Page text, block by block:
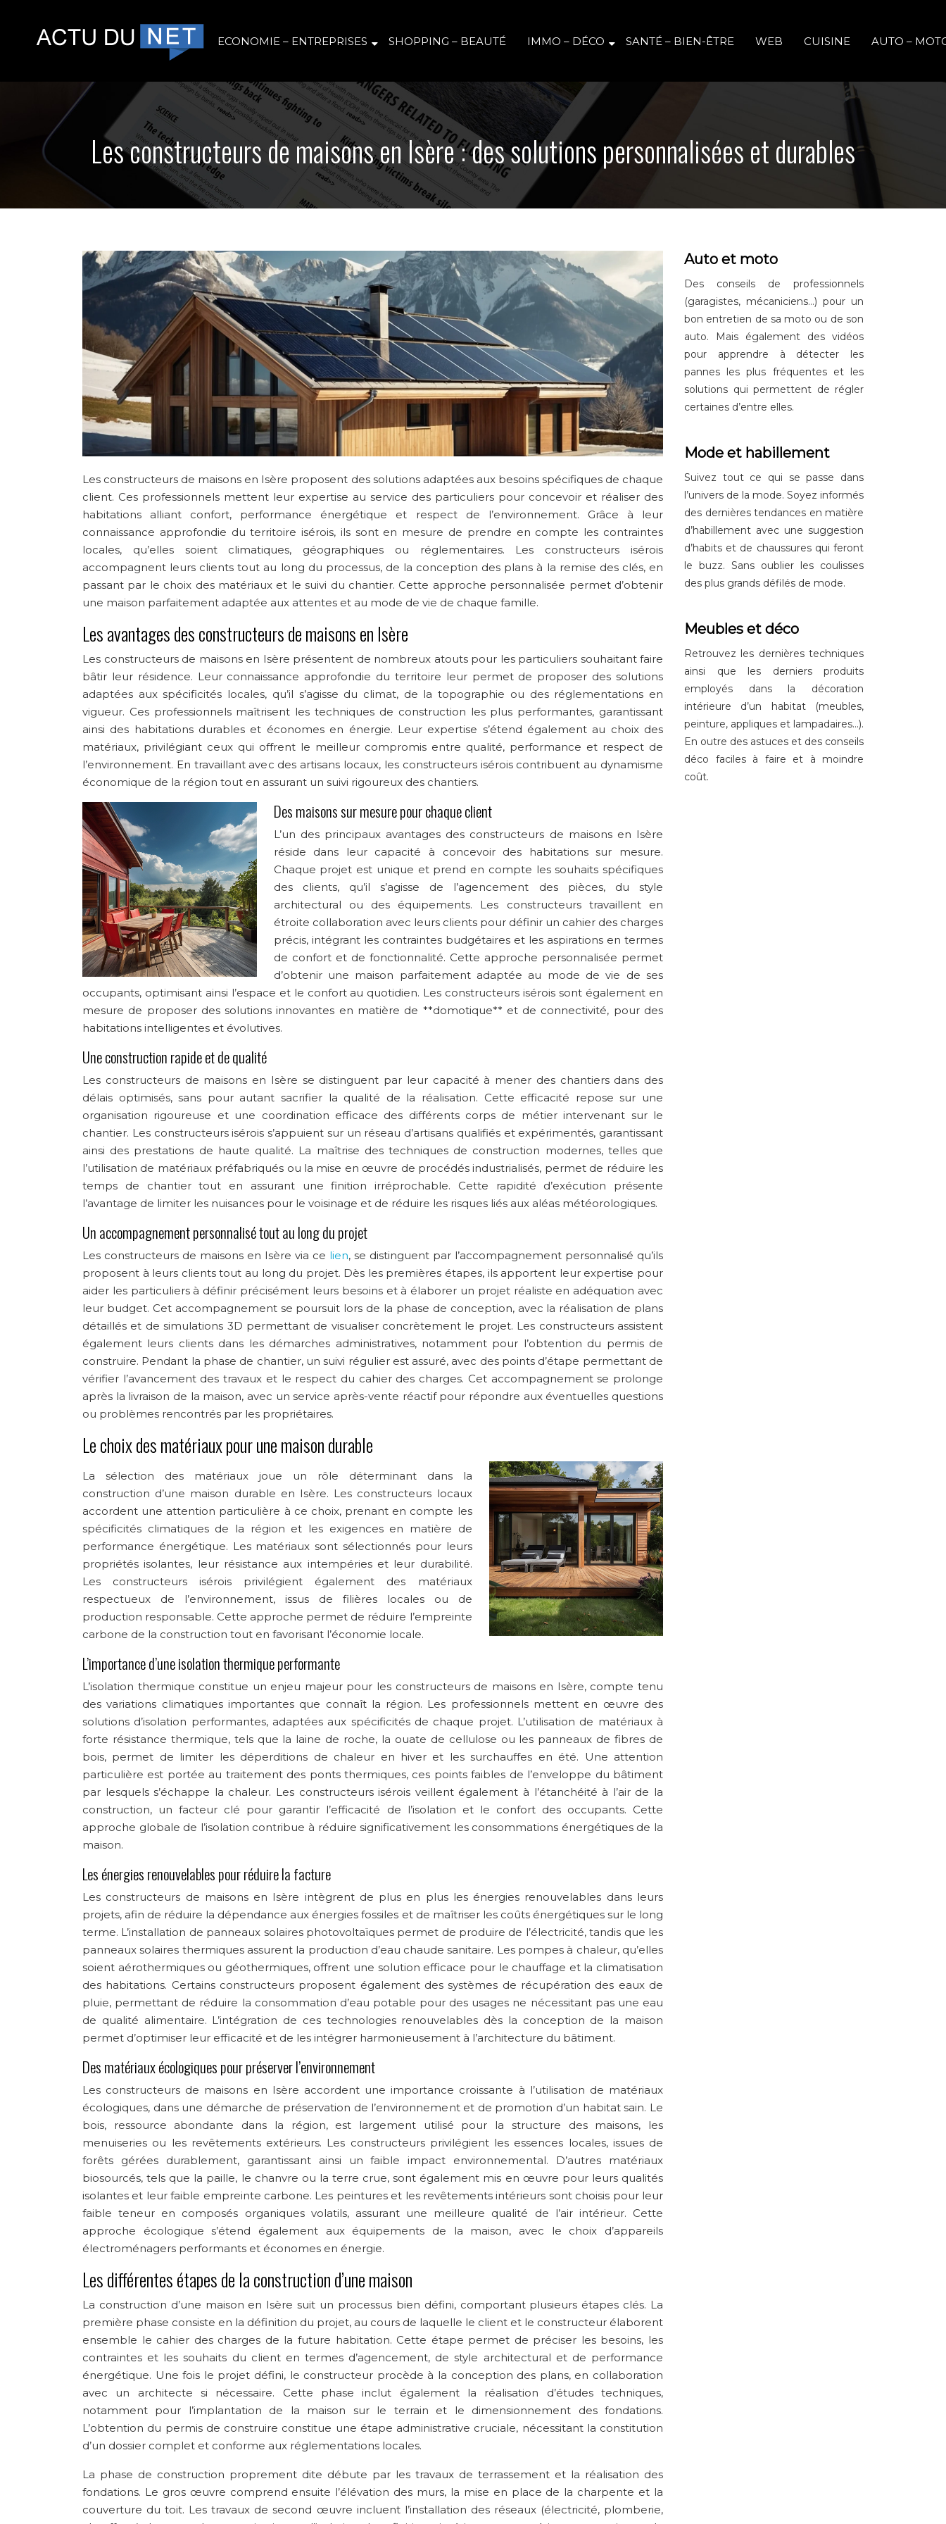
ECONOMIE – ENTREPRISES SHOPPING – BEAUTÉ IMMO – DÉCO SANTÉ – BIEN-ÊTRE WEB CUISINE AUTO –
Les constructeurs de maisons en Isère : des solutions personnalisées et durables
Les constructeurs de maisons en Isère proposent des solutions adaptées aux besoins spécifiques de chaque
client. Ces professionnels mettent leur expertise au service des particuliers pour concevoir et réaliser des
habitations alliant confort, performance énergétique et respect de l’environnement. Grâce à leur
connaissance approfondie du territoire isérois, ils sont en mesure de prendre en compte les contraintes
locales, qu’elles soient climatiques, géographiques ou réglementaires. Les constructeurs isérois
accompagnent leurs clients tout au long du processus, de la conception des plans à la remise des clés, en
passant par le choix des matériaux et le suivi du chantier. Cette approche personnalisée permet d’obtenir
une maison parfaitement adaptée aux attentes et au mode de vie de chaque famille.
Les avantages des constructeurs de maisons en Isère
Les constructeurs de maisons en Isère présentent de nombreux atouts pour les particuliers souhaitant faire
bâtir leur résidence. Leur connaissance approfondie du territoire leur permet de proposer des solutions
adaptées aux spécificités locales, qu’il s’agisse du climat, de la topographie ou des réglementations en
vigueur. Ces professionnels maîtrisent les techniques de construction les plus performantes, garantissant
ainsi des habitations durables et économes en énergie. Leur expertise s’étend également au choix des
matériaux, privilégiant ceux qui offrent le meilleur compromis entre qualité, performance et respect de
l’environnement. En travaillant avec des artisans locaux, les constructeurs isérois contribuent au dynamisme
économique de la région tout en assurant un suivi rigoureux des chantiers.
Des maisons sur mesure pour chaque client
L’un des principaux avantages des constructeurs de maisons en Isère
réside dans leur capacité à concevoir des habitations sur mesure.
Chaque projet est unique et prend en compte les souhaits spécifiques
des clients, qu’il s’agisse de l’agencement des pièces, du style
architectural ou des équipements. Les constructeurs travaillent en
étroite collaboration avec leurs clients pour définir un cahier des charges
précis, intégrant les contraintes budgétaires et les aspirations en termes
de confort et de fonctionnalité. Cette approche personnalisée permet
d’obtenir une maison parfaitement adaptée au mode de vie de ses
occupants, optimisant ainsi l’espace et le confort au quotidien. Les constructeurs isérois sont également en
mesure de proposer des solutions innovantes en matière de **domotique** et de connectivité, pour des
habitations intelligentes et évolutives.
Une construction rapide et de qualité
Les constructeurs de maisons en Isère se distinguent par leur capacité à mener des chantiers dans des
délais optimisés, sans pour autant sacrifier la qualité de la réalisation. Cette efficacité repose sur une
organisation rigoureuse et une coordination efficace des différents corps de métier intervenant sur le
chantier. Les constructeurs isérois s’appuient sur un réseau d’artisans qualifiés et expérimentés, garantissant
ainsi des prestations de haute qualité. La maîtrise des techniques de construction modernes, telles que
l’utilisation de matériaux préfabriqués ou la mise en œuvre de procédés industrialisés, permet de réduire les
temps de chantier tout en assurant une finition irréprochable. Cette rapidité d’exécution présente
l’avantage de limiter les nuisances pour le voisinage et de réduire les risques liés aux aléas météorologiques.
Un accompagnement personnalisé tout au long du projet
Les constructeurs de maisons en Isère via ce lien, se distinguent par l’accompagnement personnalisé qu’ils
proposent à leurs clients tout au long du projet. Dès les premières étapes, ils apportent leur expertise pour
aider les particuliers à définir précisément leurs besoins et à élaborer un projet réaliste en adéquation avec
leur budget. Cet accompagnement se poursuit lors de la phase de conception, avec la réalisation de plans
détaillés et de simulations 3D permettant de visualiser concrètement le projet. Les constructeurs assistent
également leurs clients dans les démarches administratives, notamment pour l’obtention du permis de
construire. Pendant la phase de chantier, un suivi régulier est assuré, avec des points d’étape permettant de
vérifier l’avancement des travaux et le respect du cahier des charges. Cet accompagnement se prolonge
après la livraison de la maison, avec un service après-vente réactif pour répondre aux éventuelles questions
ou problèmes rencontrés par les propriétaires.
Le choix des matériaux pour une maison durable
La sélection des matériaux joue un rôle déterminant dans la
construction d’une maison durable en Isère. Les constructeurs locaux
accordent une attention particulière à ce choix, prenant en compte les
spécificités climatiques de la région et les exigences en matière de
performance énergétique. Les matériaux sont sélectionnés pour leurs
propriétés isolantes, leur résistance aux intempéries et leur durabilité.
Les constructeurs isérois privilégient également des matériaux
respectueux de l’environnement, issus de filières locales ou de
production responsable. Cette approche permet de réduire l’empreinte
carbone de la construction tout en favorisant l’économie locale.
L’importance d’une isolation thermique performante
L’isolation thermique constitue un enjeu majeur pour les constructeurs de maisons en Isère, compte tenu
des variations climatiques importantes que connaît la région. Les professionnels mettent en œuvre des
solutions d’isolation performantes, adaptées aux spécificités de chaque projet. L’utilisation de matériaux à
forte résistance thermique, tels que la laine de roche, la ouate de cellulose ou les panneaux de fibres de
bois, permet de limiter les déperditions de chaleur en hiver et les surchauffes en été. Une attention
particulière est portée au traitement des ponts thermiques, ces points faibles de l’enveloppe du bâtiment
par lesquels s’échappe la chaleur. Les constructeurs isérois veillent également à l’étanchéité à l’air de la
construction, un facteur clé pour garantir l’efficacité de l’isolation et le confort des occupants. Cette
approche globale de l’isolation contribue à réduire significativement les consommations énergétiques de la
maison.
Les énergies renouvelables pour réduire la facture
Les constructeurs de maisons en Isère intègrent de plus en plus les énergies renouvelables dans leurs
projets, afin de réduire la dépendance aux énergies fossiles et de maîtriser les coûts énergétiques sur le long
terme. L’installation de panneaux solaires photovoltaïques permet de produire de l’électricité, tandis que les
panneaux solaires thermiques assurent la production d’eau chaude sanitaire. Les pompes à chaleur, qu’elles
soient aérothermiques ou géothermiques, offrent une solution efficace pour le chauffage et la climatisation
des habitations. Certains constructeurs proposent également des systèmes de récupération des eaux de
pluie, permettant de réduire la consommation d’eau potable pour des usages ne nécessitant pas une eau
de qualité alimentaire. L’intégration de ces technologies renouvelables dès la conception de la maison
permet d’optimiser leur efficacité et de les intégrer harmonieusement à l’architecture du bâtiment.
Des matériaux écologiques pour préserver l’environnement
Les constructeurs de maisons en Isère accordent une importance croissante à l’utilisation de matériaux
écologiques, dans une démarche de préservation de l’environnement et de promotion d’un habitat sain. Le
bois, ressource abondante dans la région, est largement utilisé pour la structure des maisons, les
menuiseries ou les revêtements extérieurs. Les constructeurs privilégient les essences locales, issues de
forêts gérées durablement, garantissant ainsi un faible impact environnemental. D’autres matériaux
biosourcés, tels que la paille, le chanvre ou la terre crue, sont également mis en œuvre pour leurs qualités
isolantes et leur faible empreinte carbone. Les peintures et les revêtements intérieurs sont choisis pour leur
faible teneur en composés organiques volatils, assurant une meilleure qualité de l’air intérieur. Cette
approche écologique s’étend également aux équipements de la maison, avec le choix d’appareils
électroménagers performants et économes en énergie.
Les différentes étapes de la construction d’une maison
La construction d’une maison en Isère suit un processus bien défini, comportant plusieurs étapes clés. La
première phase consiste en la définition du projet, au cours de laquelle le client et le constructeur élaborent
ensemble le cahier des charges de la future habitation. Cette étape permet de préciser les besoins, les
contraintes et les souhaits du client en termes d’agencement, de style architectural et de performance
énergétique. Une fois le projet défini, le constructeur procède à la conception des plans, en collaboration
avec un architecte si nécessaire. Cette phase inclut également la réalisation d’études techniques,
notamment pour l’implantation de la maison sur le terrain et le dimensionnement des fondations.
L’obtention du permis de construire constitue une étape administrative cruciale, nécessitant la constitution
d’un dossier complet et conforme aux réglementations locales.
La phase de construction proprement dite débute par les travaux de terrassement et la réalisation des
fondations. Le gros œuvre comprend ensuite l’élévation des murs, la mise en place de la charpente et la
couverture du toit. Les travaux de second œuvre incluent l’installation des réseaux (électricité, plomberie,
Auto et moto
Des conseils de professionnels
(garagistes, mécaniciens…) pour un
bon entretien de sa moto ou de son
auto. Mais également des vidéos
pour apprendre à détecter les
pannes les plus fréquentes et les
solutions qui permettent de régler
certaines d’entre elles.
Mode et habillement
Suivez tout ce qui se passe dans
l’univers de la mode. Soyez informés
des dernières tendances en matière
d’habillement avec une suggestion
d’habits et de chaussures qui feront
le buzz. Sans oublier les coulisses
des plus grands défilés de mode.
Meubles et déco
Retrouvez les dernières techniques
ainsi que les derniers produits
employés dans la décoration
intérieure d’un habitat (meubles,
peinture, appliques et lampadaires…).
En outre des astuces et des conseils
déco faciles à faire et à moindre
coût.